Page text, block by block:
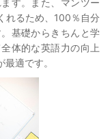
れるため、100％自分
基礎からきちんと学
体的な英語力の向上
適です。